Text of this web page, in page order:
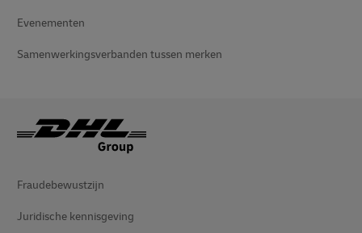
Evenementen
Samenwerkingsverbanden tussen merken
Fraudebewustzijn
Juridische kennisgeving